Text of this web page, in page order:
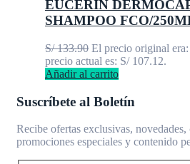
EUCERIN
SHAMPOO FCO/
S/133.90 El precio original
precio actual es: S/ 107.12.
Añadir al carrito
Suscríbete al Boletín
Recibe ofertas exclusivas, novedades,
promociones especiales y contenido